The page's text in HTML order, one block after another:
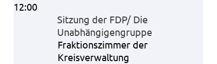
12:00
Sitzung der FDP/ Die
Unabhängigengruppe
Fraktionszimmer der
Kreisverwaltung